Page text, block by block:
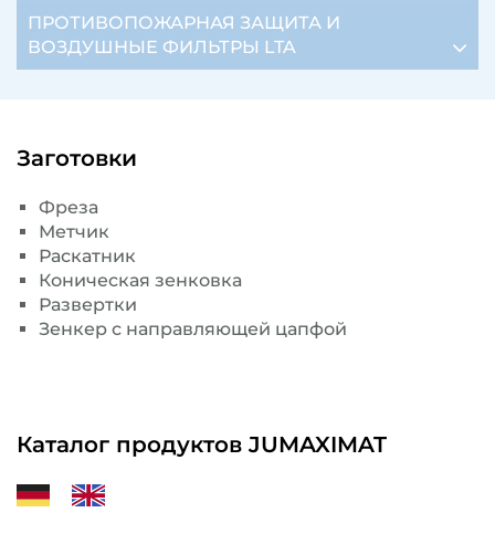
ПРОТИВОПОЖАРНАЯ ЗАЩИТА И
ВОЗДУШНЫЕ ФИЛЬТРЫ LTA
Заготовки
Фреза
Метчик
Раскатник
Коническая зенковка
Развертки
Зенкер с направляющей цапфой
Каталог продуктов JUMAXIMAT